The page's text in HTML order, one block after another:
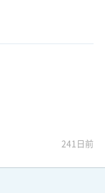
241日前